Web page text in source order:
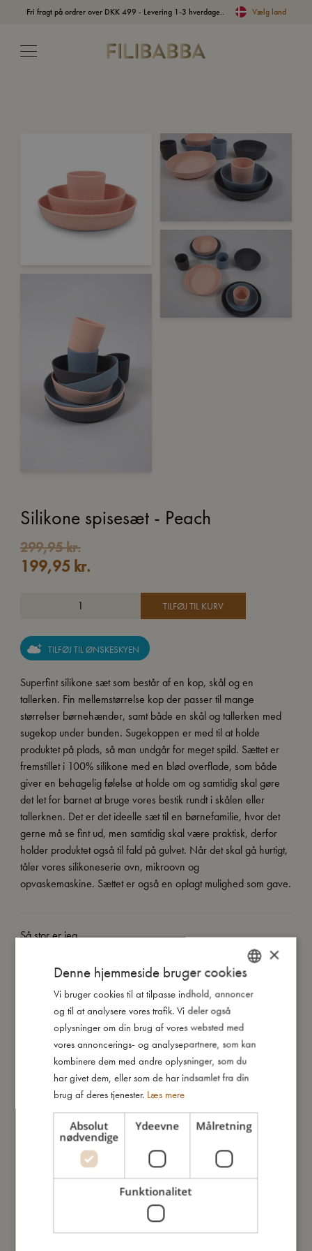
Fri fragt på ordrer over DKK 499 - Levering 1-3 hverdage.. Vælg land
Silikone spisesæt - Peach
299,95kr.
Den
oprindelige
199,95 kr.
Den
aktuelle
TILFØJ TIL KURV
TILFØJ TIL ØNSKESKYEN
Superfint silikone sæt som består af en kop, skål og en
tallerken. Fin mellemstørrelse kop der passer til mange
størrelser børnehænder, samt både en skål og tallerken med
sugekop under bunden. Sugekoppen er med til at holde
produktet på plads, så man undgår for meget spild. Sættet er
fremstillet i 100% silikone med en blød overflade, som både
giver en behagelig følelse at holde om og samtidig skal gøre
det let for barnet at bruge vores bestik rundt i skålen eller
tallerknen. Det er det ideelle sæt til en børnefamilie, hvor det
gerne må se fint ud, men samtidig skal være praktisk, derfor
holder produktet også til fald på gulvet. Når det skal gå hurtigt,
tåler vores silikoneserie ovn, mikroovn og
opvaskemaskine. Sættet er også en oplagt mulighed som gave.
Så stor er jeg
Jeg er lavet af
Sådan plejer du mig
Mine data
Du vil måske også kunne lide
DANISH
GERMAN
×
Denne hjemmeside bruger cookies
Vi bruger cookies til at tilpasse indhold, annoncer
og til at analysere vores trafik. Vi deler også
oplysninger om din brug af vores websted med
vores annoncerings- og analysepartnere, som kan
kombinere dem med andre oplysninger, som du
har givet dem, eller som de har indsamlet fra din
brug af deres tjenester. Læs mere
Absolut
nødvendige
Ydeevne Målretning
Funktionalitet